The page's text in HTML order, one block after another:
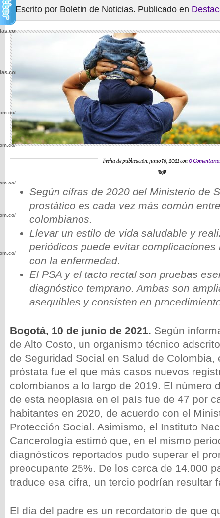
Escrito por Boletin de Noticias. Publicado en
Fecha de publicación: junio 16, 2021 con0
Según cifras de 2020 del Ministerio de
prostático es cada vez más común
colombianos.
Llevar un estilo de vida saludable y
periódicos puede evitar complicaciones
con la enfermedad.
El PSA y el tacto rectal son pruebas
diagnóstico temprano. Ambas son
asequibles y consisten en
Bogotá, 10 de junio de 2021. Según
de Alto Costo, un organismo técnico
de Seguridad Social en Salud de Colombia,
próstata fue el que más casos nuevos
colombianos a lo largo de 2019. El número
de esta neoplasia en el país fue de 47 por
habitantes en 2020, de acuerdo con el
Protección Social. Asimismo, el Instituto
Cancerología estimó que, en el mismo
diagnósticos reportados pudo superar el
preocupante 25%. De los cerca de 14.000
traduce esa cifra, un tercio podrían resultar
El día del padre es un recordatorio de que
wp-
wp-
wp-
wp-
wp-
wp-
wp-
wp-